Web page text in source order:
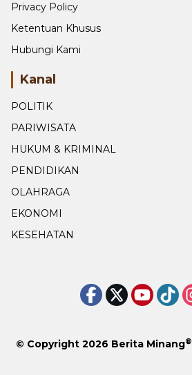
Privacy Policy
Ketentuan Khusus
Hubungi Kami
Kanal
POLITIK
PARIWISATA
HUKUM & KRIMINAL
PENDIDIKAN
OLAHRAGA
EKONOMI
KESEHATAN
© Copyright 2026 Berita Minang®